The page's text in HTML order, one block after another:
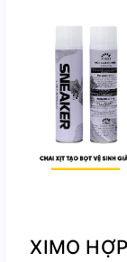
XIMO